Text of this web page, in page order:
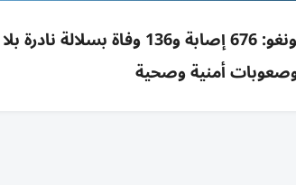
الصحة العالمية تحذر من تفشي إيبولا بشرق الكونغو:
أمنية وصحية